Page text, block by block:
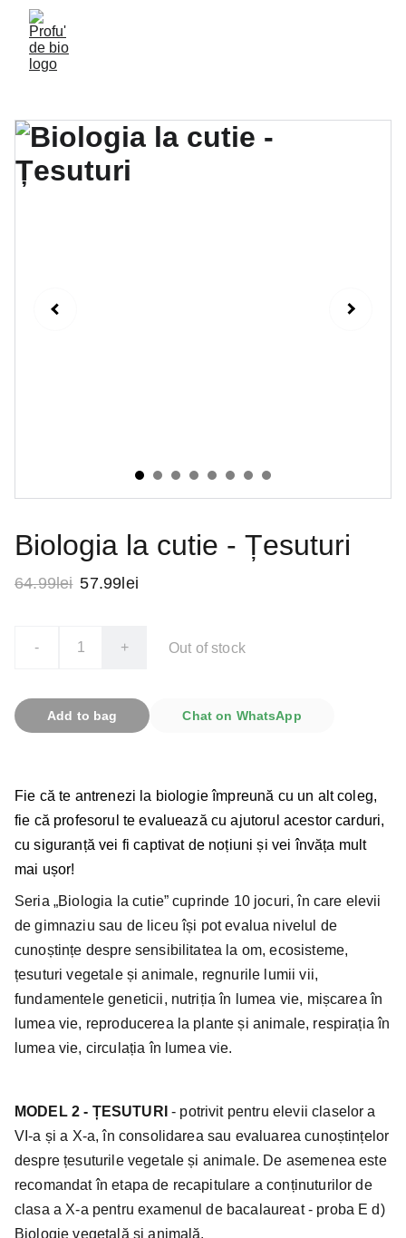
Biologia la cutie - Țesuturi
64.99lei 57.99lei
- + Out of stock
Add to bag Chat on WhatsApp
Fie că te antrenezi la biologie împreună cu un alt coleg,
fie că profesorul te evaluează cu ajutorul acestor carduri,
cu siguranță vei fi captivat de noțiuni și vei învăța mult
mai ușor!
Seria „Biologia la cutie” cuprinde 10 jocuri, în care elevii
de gimnaziu sau de liceu își pot evalua nivelul de
cunoștințe despre sensibilitatea la om, ecosisteme,
țesuturi vegetale și animale, regnurile lumii vii,
fundamentele geneticii, nutriția în lumea vie, mișcarea în
lumea vie, reproducerea la plante și animale, respirația în
lumea vie, circulația în lumea vie.
MODEL 2 - ȚESUTURI- potrivit pentru elevii claselor a
VI-a și a X-a, în consolidarea sau evaluarea cunoștințelor
despre țesuturile vegetale și animale. De asemenea este
recomandat în etapa de recapitulare a conținuturilor de
clasa a X-a pentru examenul de bacalaureat - proba E d)
Biologie vegetală și animală.